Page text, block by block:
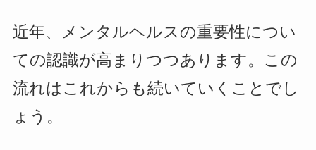
近年、メンタルヘルスの重要性につい
ての認識が高まりつつあります。この
流れはこれからも続いていくことでし
ょう。